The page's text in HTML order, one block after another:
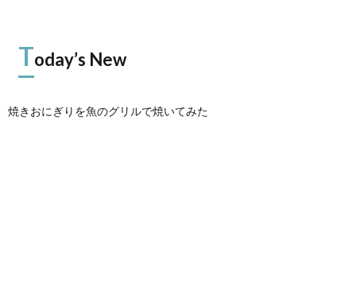
Today’s New
焼きおにぎりを魚のグリルで焼いてみた